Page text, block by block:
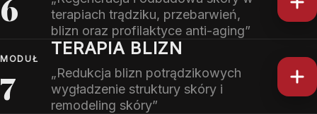
terapiach trądziku, przebarwień,
blizn oraz profilaktyce anti-aging”
MODUŁ
7
TERAPIA BLIZN
„Redukcja blizn potrądzikowych
wygładzenie struktury skóry i
remodeling skóry”